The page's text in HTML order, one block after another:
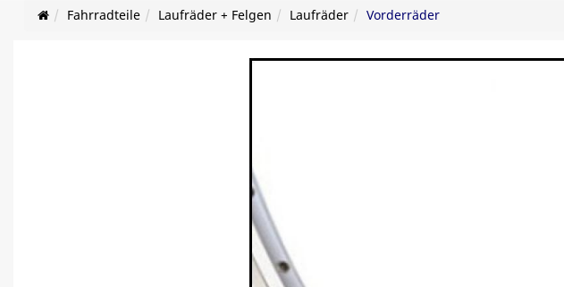
Fahrradteile
Laufräder + Felgen Laufräder Vorderräder